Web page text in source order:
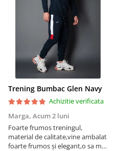
Trening Bumbac Glen Navy
Achizitie verificata
Marga, Acum 2 luni
Foarte frumos treningul,
material de calitate,vine ambalat
foarte frumos și elegant,o sa mai